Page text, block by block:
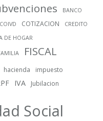
BANCO
COIVD COTIZACION CREDITO
DE HOGAR
FISCAL
hacienda
impuesto
IVA Jubilacion
Social